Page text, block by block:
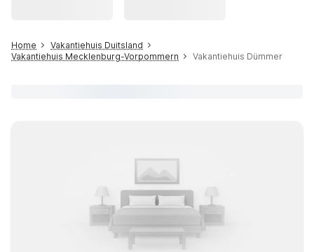
Home
Vakantiehuis Duitsland
Vakantiehuis Mecklenburg-Vorpommern
Vakantiehuis Dümmer